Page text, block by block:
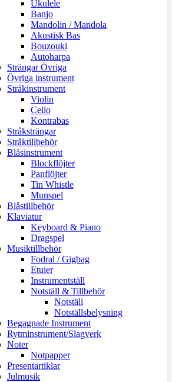
Ukulele
Banjo
Mandolin / Mandola
Akustisk Bas
Bouzouki
Autoharpa
Strängar Övriga
Övriga instrument
Stråkinstrument
Violin
Cello
Kontrabas
Stråksträngar
Stråktillbehör
Blåsinstrument
Blockflöjter
Panflöjter
Tin Whistle
Munspel
Blåstillbehör
Klaviatur
Keyboard & Piano
Dragspel
Musiktillbehör
Fodral / Gigbag
Etuier
Instrumentställ
Notställ & Tillbehör
Notställ
Notställsbelysning
Begagnade Instrument
Rytminstrument/Slagverk
Noter
Notpapper
Presentartiklar
Julmusik